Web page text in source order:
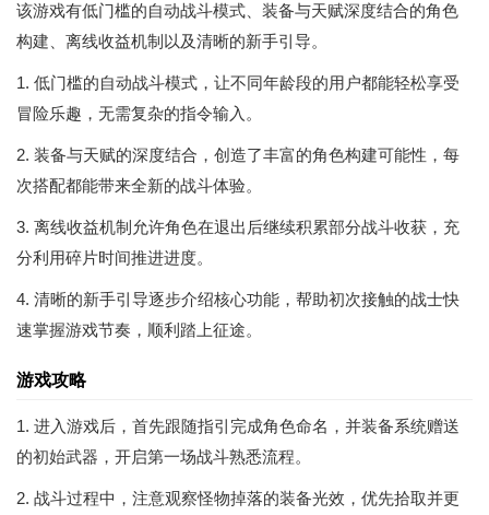
该游戏有低门槛的自动战斗模式、装备与天赋深度结合的角色
构建、离线收益机制以及清晰的新手引导。
1. 低门槛的自动战斗模式，让不同年龄段的用户都能轻松享受
冒险乐趣，无需复杂的指令输入。
2. 装备与天赋的深度结合，创造了丰富的角色构建可能性，每
次搭配都能带来全新的战斗体验。
3. 离线收益机制允许角色在退出后继续积累部分战斗收获，充
分利用碎片时间推进进度。
4. 清晰的新手引导逐步介绍核心功能，帮助初次接触的战士快
速掌握游戏节奏，顺利踏上征途。
游戏攻略
1. 进入游戏后，首先跟随指引完成角色命名，并装备系统赠送
的初始武器，开启第一场战斗熟悉流程。
2. 战斗过程中，注意观察怪物掉落的装备光效，优先拾取并更